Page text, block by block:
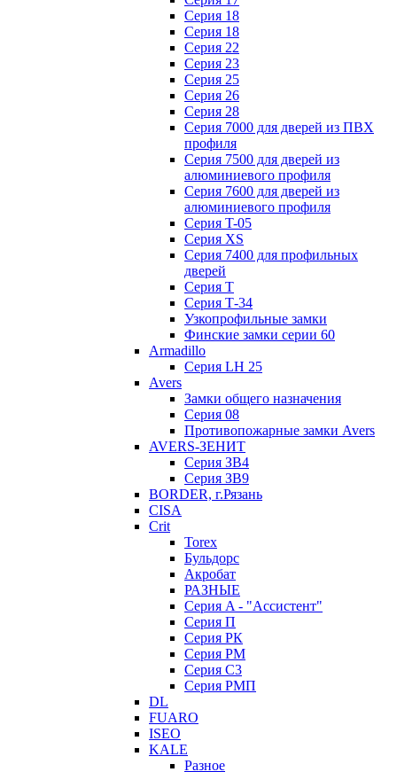
Серия 18
Серия 18
Серия 22
Серия 23
Серия 25
Серия 26
Серия 28
Серия 7000 для дверей из ПВХ
профиля
Серия 7500 для дверей из
алюминиевого профиля
Серия 7600 для дверей из
алюминиевого профиля
Серия T-05
Серия XS
Серия 7400 для профильных
дверей
Серия Т
Серия Т-34
Узкопрофильные замки
Финские замки серии 60
Armadillo
Серия LH 25
Avers
Замки общего назначения
Серия 08
Противопожарные замки Avers
AVERS-ЗЕНИТ
Серия ЗВ4
Серия ЗВ9
BORDER, г.Рязань
CISA
Crit
Torex
Бульдорс
Акробат
РАЗНЫЕ
Серия A - "Ассистент"
Серия П
Серия РК
Серия РМ
Серия С3
Серия РМП
DL
FUARO
ISEO
KALE
Разное